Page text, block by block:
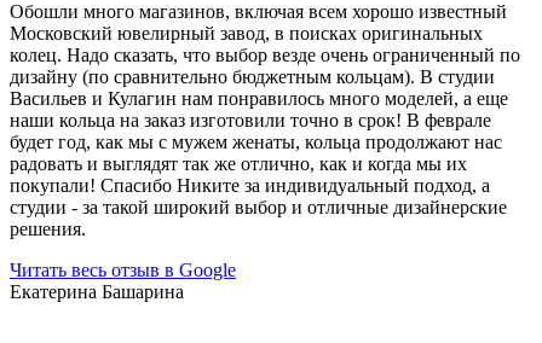
Обошли много магазинов, включая всем хорошо известный
Московский ювелирный завод, в поисках оригинальных
колец. Надо сказать, что выбор везде очень ограниченный по
дизайну (по сравнительно бюджетным кольцам). В студии
Васильев и Кулагин нам понравилось много моделей, а еще
наши кольца на заказ изготовили точно в срок! В феврале
будет год, как мы с мужем женаты, кольца продолжают нас
радовать и выглядят так же отлично, как и когда мы их
покупали! Спасибо Никите за индивидуальный подход, а
студии - за такой широкий выбор и отличные дизайнерские
решения.
Читать весь отзыв в Google
Екатерина Башарина